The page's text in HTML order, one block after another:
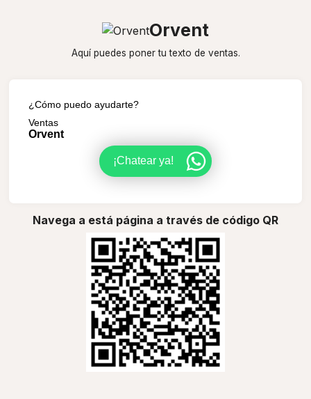
Orvent
Aquí puedes poner tu texto de ventas.
¿Cómo puedo ayudarte?
Ventas
Orvent
¡Chatear ya!
Navega a está página a través de código QR